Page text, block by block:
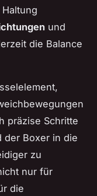
und
die Balance
präzise Schritte
der Boxer in die
zu
nur für
die